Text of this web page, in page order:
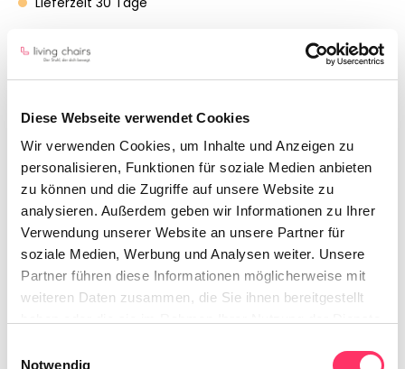
Diese Webseite verwendet Cookies
Wir verwenden Cookies, um Inhalte und Anzeigen zu
personalisieren, Funktionen für soziale Medien anbieten
zu können und die Zugriffe auf unsere Website zu
analysieren. Außerdem geben wir Informationen zu Ihrer
Verwendung unserer Website an unsere Partner für
soziale Medien, Werbung und Analysen weiter. Unsere
Partner führen diese Informationen möglicherweise mit
weiteren Daten zusammen, die Sie ihnen bereitgestellt
Notwendig
Farbe
In den Warenkorb
Produktnummer: